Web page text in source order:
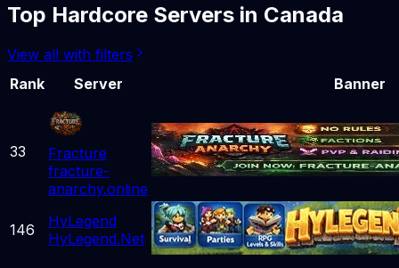
Top Hardcore Servers in Canada
View all with filters
Rank
Server Banner
33
Fracture
fracture-
anarchy.online
146
HyLegend
HyLegend.Net